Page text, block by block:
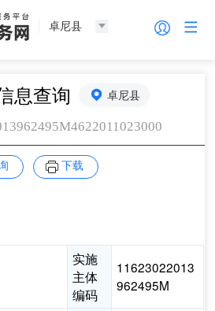
卓尼县
息查询 卓尼县
下载
实施
主体
编码
11623022013
962495M